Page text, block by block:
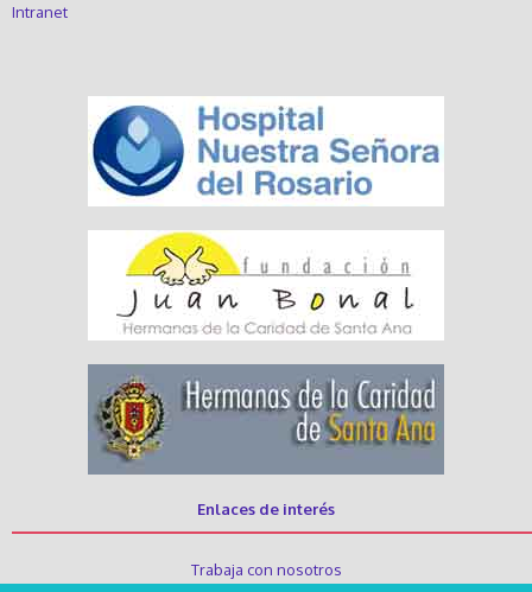
Intranet
Enlaces de interés
Trabaja con nosotros